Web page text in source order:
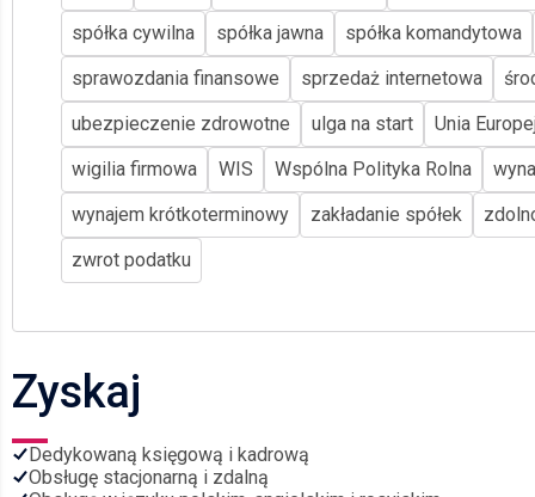
spółka cywilna
spółka jawna
spółka komandytowa
sprawozdania finansowe
sprzedaż internetowa
ubezpieczenie zdrowotne
ulga na start
Unia
wigilia firmowa
WIS Wspólna Polityka Rolna
wynajem krótkoterminowy
zakładanie spółek
zwrot podatku
Zyskaj
Dedykowaną księgową i kadrową
Obsługę stacjonarną i zdalną